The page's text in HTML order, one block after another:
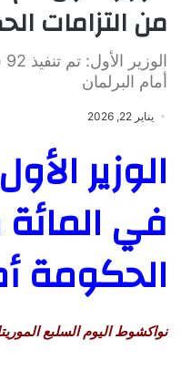
من التزامات
أمام البرلمان
يناير 22, 2026
في المائة
الحكومة
نواكشوط اليوم السلبع